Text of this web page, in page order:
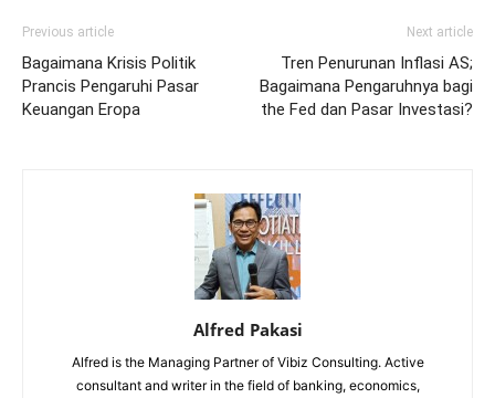
Previous article
Bagaimana Krisis Politik
Prancis Pengaruhi Pasar
Keuangan Eropa
Next article
Tren Penurunan Inflasi AS;
Bagaimana Pengaruhnya bagi
the Fed dan Pasar Investasi?
Alfred Pakasi
Alfred is the Managing Partner of Vibiz Consulting. Active
consultant and writer in the field of banking, economics,